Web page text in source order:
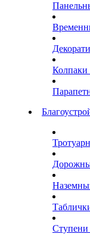
Колпаки
Ступени